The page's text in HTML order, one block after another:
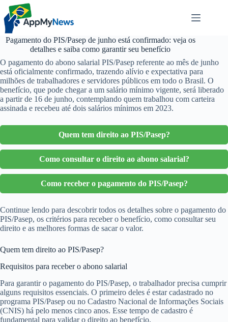
Pular
para
conteúdo
Pagamento do PIS/Pasep de junho está confirmado: veja os
detalhes e saiba como garantir seu benefício
O pagamento do abono salarial PIS/Pasep referente ao mês de junho
está oficialmente confirmado, trazendo alívio e expectativa para
milhões de trabalhadores e servidores públicos em todo o Brasil. O
benefício, que pode chegar a um salário mínimo vigente, será liberado
a partir de 16 de junho, contemplando quem trabalhou com carteira
assinada e recebeu até dois salários mínimos em 2023.
Quem tem direito ao PIS/Pasep?
Como consultar o direito ao abono salarial?
Como receber o pagamento do PIS/Pasep?
Continue lendo para descobrir todos os detalhes sobre o pagamento do
PIS/Pasep, os critérios para receber o benefício, como consultar seu
direito e as melhores formas de sacar o valor.
Quem tem direito ao PIS/Pasep?
Requisitos para receber o abono salarial
Para garantir o pagamento do PIS/Pasep, o trabalhador precisa cumprir
alguns requisitos essenciais. O primeiro deles é estar cadastrado no
programa PIS/Pasep ou no Cadastro Nacional de Informações Sociais
(CNIS) há pelo menos cinco anos. Esse tempo de cadastro é
fundamental para validar o direito ao benefício.